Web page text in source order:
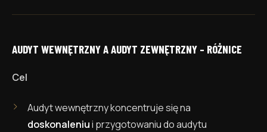
AUDYT WEWNĘTRZNY A AUDYT ZEWNĘTRZNY – RÓŻNICE
Cel
Audyt wewnętrzny koncentruje się na
doskonaleniui przygotowaniu do audytu